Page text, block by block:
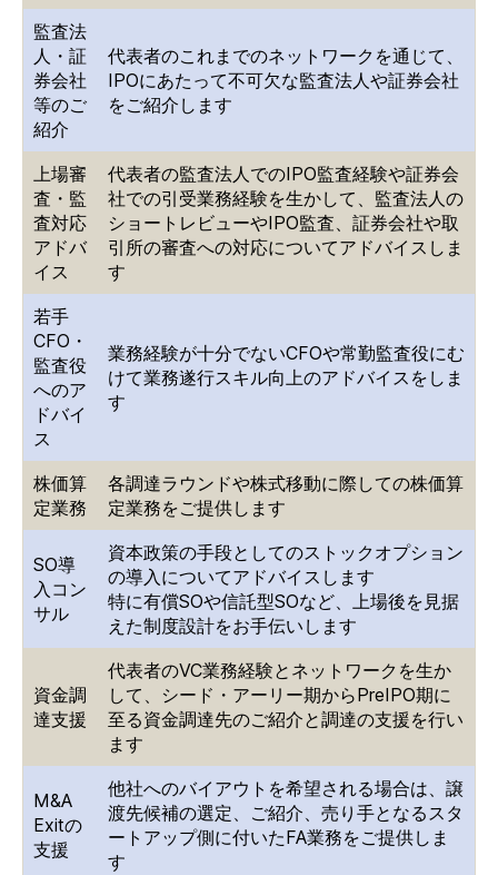
監査法
人・証
券会社
等のご
紹介
代表者のこれまでのネットワークを通じて、
IPOにあたって不可欠な監査法人や証券会社
をご紹介します
上場審
査・監
査対応
アドバ
イス
代表者の監査法人でのIPO監査経験や証券会
社での引受業務経験を生かして、監査法人の
ショートレビューやIPO監査、証券会社や取
引所の審査への対応についてアドバイスしま
す
若手
CFO・
監査役
へのア
ドバイ
ス
業務経験が十分でないCFOや常勤監査役にむ
けて業務遂行スキル向上のアドバイスをしま
す
株価算
定業務
各調達ラウンドや株式移動に際しての株価算
定業務をご提供します
SO導
入コン
サル
資本政策の手段としてのストックオプション
の導入についてアドバイスします
特に有償SOや信託型SOなど、上場後を見据
えた制度設計をお手伝いします
資金調
達支援
代表者のVC業務経験とネットワークを生か
して、シード・アーリー期からPreIPO期に
至る資金調達先のご紹介と調達の支援を行い
ます
M&A
Exitの
支援
他社へのバイアウトを希望される場合は、譲
渡先候補の選定、ご紹介、売り手となるスタ
ートアップ側に付いたFA業務をご提供しま
す